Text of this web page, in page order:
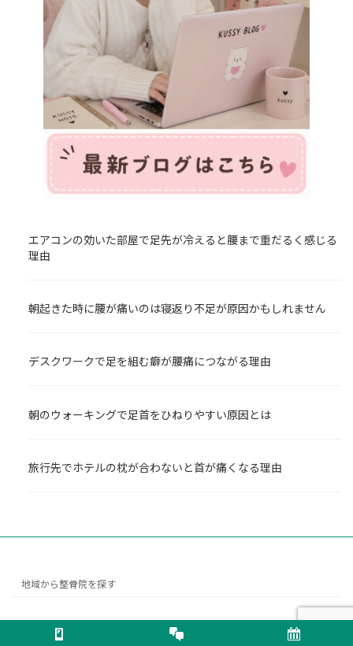
エアコンの効いた部屋で足先が冷えると腰まで重だるく感じる
理由
朝起きた時に腰が痛いのは寝返り不足が原因かもしれません
デスクワークで足を組む癖が腰痛につながる理由
朝のウォーキングで足首をひねりやすい原因とは
旅行先でホテルの枕が合わないと首が痛くなる理由
地域から整骨院を探す
Copyright © くしひき整骨院 All Rights Reserved.